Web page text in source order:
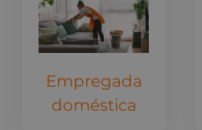
Empregada
doméstica